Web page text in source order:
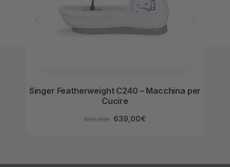
Singer Featherweight C240 – Macchina per
Cucire
839,00€ 639,00€